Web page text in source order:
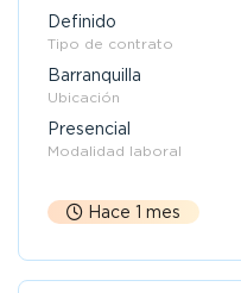
Definido
Tipo de contrato
Barranquilla
Ubicación
Presencial
Modalidad laboral
Hace 1 mes